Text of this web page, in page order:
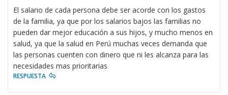
El salario de cada persona debe ser acorde con los gastos
de la familia, ya que por los salarios bajos las familias no
pueden dar mejor educación a sus hijos, y mucho menos en
salud, ya que la salud en Perú muchas veces demanda que
las personas cuenten con dinero que ni les alcanza para las
necesidades mas prioritarias
RESPUESTA